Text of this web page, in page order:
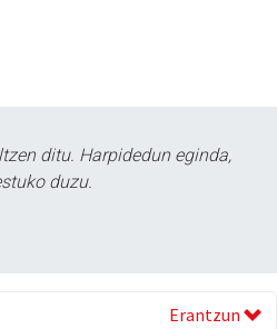
ditu. Harpidedun eginda,
duzu.
Erantzun